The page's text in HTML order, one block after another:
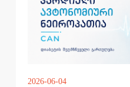
2026-06-04